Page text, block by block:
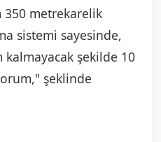
350 metrekarelik
sistemi sayesinde,
şekilde 10
şeklinde